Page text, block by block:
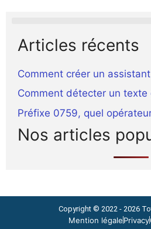
Articles récents
Comment créer un
Comment détecter un texte
Préfixe 0759, quel
Nos articles
Copyright © 2022 - 2026
Mention légalePrivacy